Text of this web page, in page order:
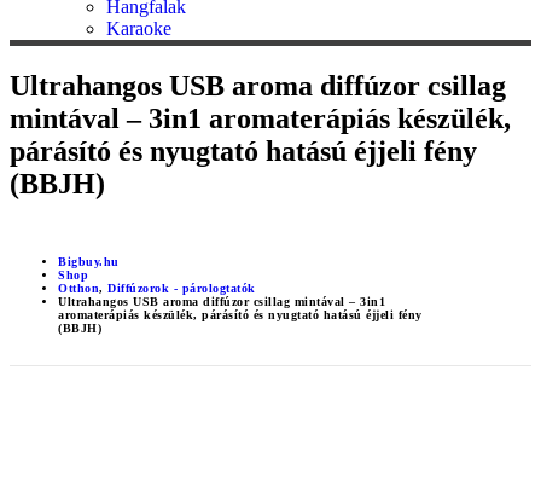
Hangfalak
Karaoke
Ultrahangos USB aroma diffúzor csillag
mintával – 3in1 aromaterápiás készülék,
párásító és nyugtató hatású éjjeli fény
(BBJH)
Bigbuy.hu
Shop
Otthon, Diffúzorok - párologtatók
Ultrahangos USB aroma diffúzor csillag mintával – 3in1
aromaterápiás készülék, párásító és nyugtató hatású éjjeli fény
(BBJH)